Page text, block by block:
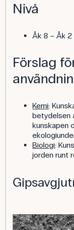
Nivå
Åk 8 – Åk 2
Förslag
Kemi:
betydelsen
kunskapen
Biologi:
jorden runt